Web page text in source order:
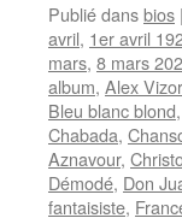
Publié dansbios |
avril, 1er avril
mars, 8 mars
album, Alex
Bleu blanc blond,
Chabada,
Aznavour,
Démodé, Don
fantaisiste,